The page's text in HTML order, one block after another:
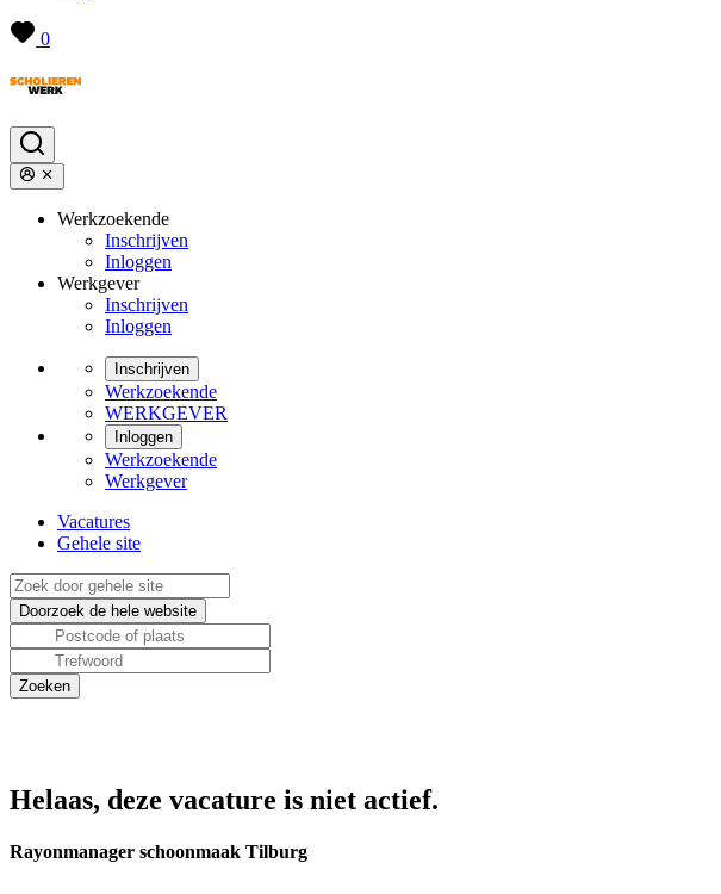
0
Werkzoekende
Inschrijven
Inloggen
Werkgever
Inschrijven
Inloggen
Inschrijven
Werkzoekende
WERKGEVER
Inloggen
Werkzoekende
Werkgever
Vacatures
Gehele site
Helaas, deze vacature is niet actief.
Rayonmanager schoonmaak Tilburg